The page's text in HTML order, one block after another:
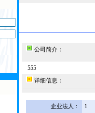
公司简介：
555
详细信息：
企业法人：
1